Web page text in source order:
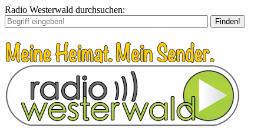
Radio Westerwald durchsuchen:
Finden!